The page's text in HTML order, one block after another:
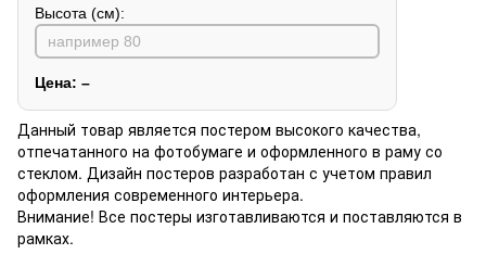
Высота (см):
Цена: –
Данный товар является постером высокого качества,
отпечатанного на фотобумаге и оформленного в раму со
стеклом. Дизайн постеров разработан с учетом правил
оформления современного интерьера.
Внимание! Все постеры изготавливаются и поставляются в
рамках.